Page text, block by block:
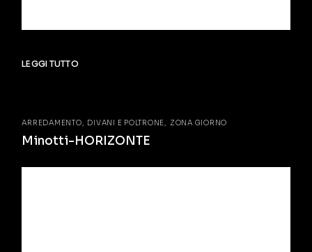
LEGGI TUTTO
ARREDAMENTO DIVANI E POLTRONE ZONA GIORNO
Minotti-HORIZONTE